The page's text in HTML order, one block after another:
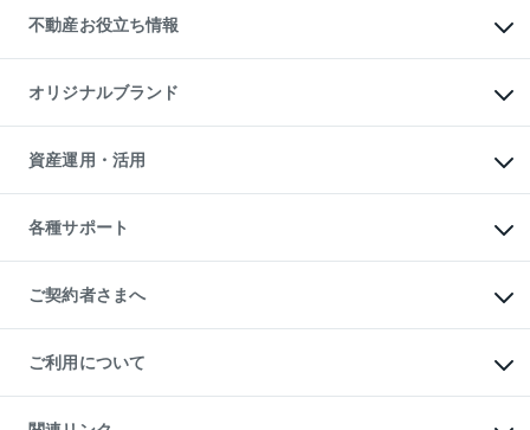
貸すガイド
事業用不動産
マンション投資
投資用マンション
アパート経営
収益物件
ビル購入（ビル一棟）
投資用不動産の売却査定
事業用不動産の売却査定
不動産お役立ち情報
マンションライブラリー
人気マンションランキング
暮らしに役立つ不動産メディア
不動産相場・不動産価格情報
不動産コラム・ニュース
不動産用語集
不動産なんでもネット相談室
住まいの税金
オリジナルブランド
一棟リノベーションマンション
L`GENTE（ルジェンテ）
区分リノベーションマンション
投資用一棟レジデンスWELL
不動産小口投資
LEGACIA（レガシア）
資産運用・活用
不動産M&A
アセットマネジメント・出資
各種サポート
相続サポート
リフォームサポート
ご契約者さまへ
ご紹介・再契約特典
入居者様専用-各種ご案内（賃貸）
東急こすもす会「こすもすWeb」
ご利用について
金融商品取引について